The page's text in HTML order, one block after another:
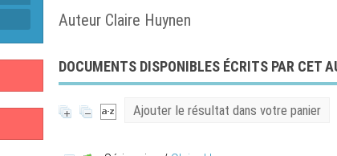
Auteur Claire Huynen
DOCUMENTS DISPONIBLES ÉCRITS PAR CET
Ajouter le résultat dans votre panier